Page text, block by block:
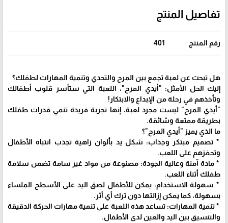
تفاصيل المنتج
رقم المنتج 401
هل تبحث عن لعبة تجمع بين المرح والتحدي وتنمية المهارات لطفلك؟
إليك الحل الأمثل: "أيدي المرح"، اللعبة التي ستأسر قلوب أطفالك
وتأخذهم في رحلة من الإبداع والابتكار!
"أيدي المرح" ليست مجرد لعبة، إنها تجربة فريدة تنمي قدرات طفلك
بطريقة ممتعة وشائقة.
ما الذي يميز "أيدي المرح"؟
* تصميم مبتكر وجذاب: شكل يد بألوان زاهية تجذب انتباه الأطفال
وتحفزهم على اللعب.
* مادة آمنة وعالية الجودة: مصنوعة من مواد غير سامة تضمن سلامة
طفلك أثناء اللعب.
* سهولة الاستخدام: يمكن للأطفال لصق اليد على الأسطح الملساء
بسهولة، كما يمكن إزالتها دون ترك أي أثر.
* تنمية المهارات: تساعد هذه اللعبة على تنمية مهارات الحركة الدقيقة
والتنسيق بين اليد والعين لدى الأطفال.